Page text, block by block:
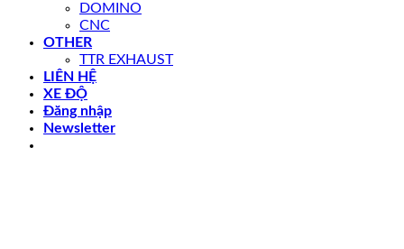
DOMINO
CNC
OTHER
TTR EXHAUST
LIÊN HỆ
XE ĐỘ
Đăng nhập
Newsletter